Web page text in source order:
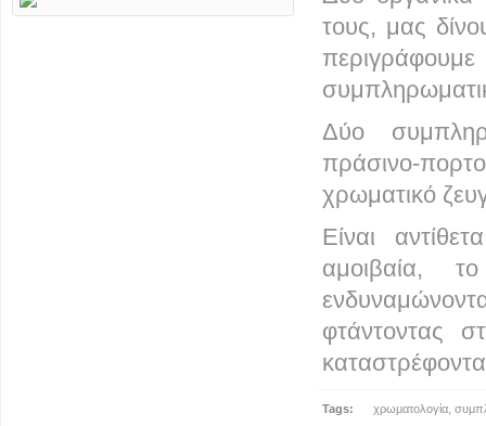
τους, μας
Δύο
πράσινο-
χρωματικό
Είναι
αμοιβαία,
φτάντοντας
Tags: χρωματολογία